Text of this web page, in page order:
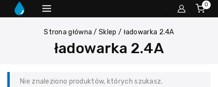
0
Strona główna / Sklep / ładowarka 2.4A
ładowarka 2.4A
Nie znaleziono produktów, których szukasz.